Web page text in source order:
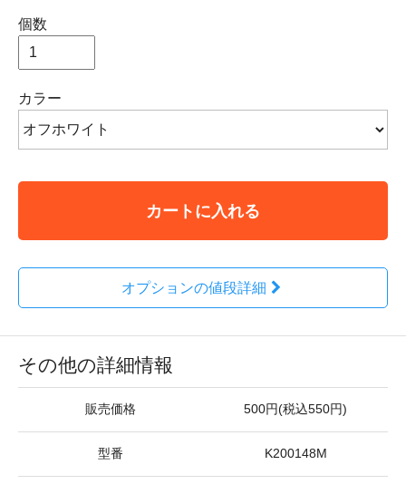
個数
カラー
カートに入れる
オプションの値段詳細
その他の詳細情報
販売価格 500円(税込550円)
型番 K200148M